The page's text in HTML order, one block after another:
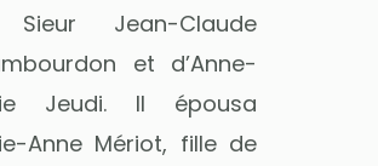
Jean-Claude
et d’Anne-
Jeudi. Il épousa
Anne Mériot, fille de